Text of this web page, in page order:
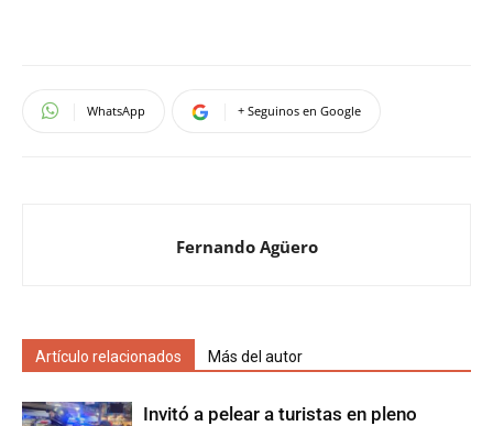
WhatsApp + Seguinos en Google
Fernando Agüero
Artículo relacionados Más del autor
Invitó a pelear a turistas en pleno